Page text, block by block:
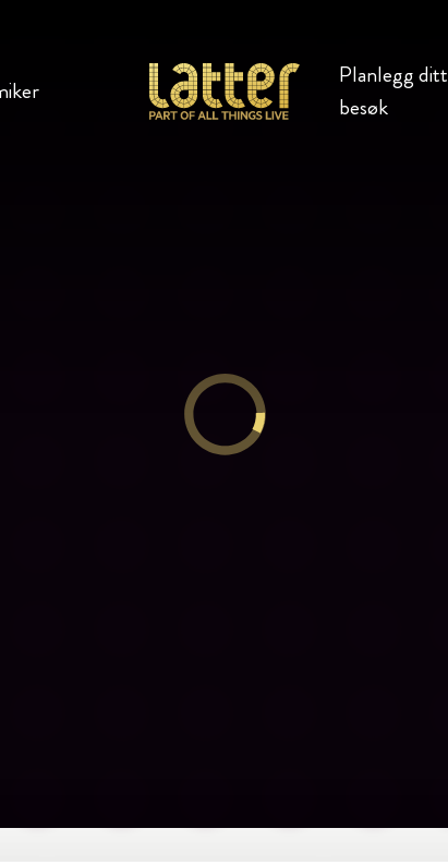
Planlegg ditt
besøk